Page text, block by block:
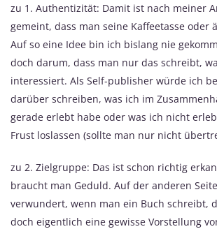
zu 1. Authentizität: Damit ist nach meiner
gemeint, dass man seine Kaffeetasse oder
Auf so eine Idee bin ich bislang nie
doch darum, dass man nur das schreibt,
interessiert. Als Self-publisher würde ich
darüber schreiben, was ich im
gerade erlebt habe oder was ich nicht
Frust loslassen (sollte man nur nicht
zu 2. Zielgruppe: Das ist schon richtig
braucht man Geduld. Auf der anderen
verwundert, wenn man ein Buch schreibt,
doch eigentlich eine gewisse Vorstellung